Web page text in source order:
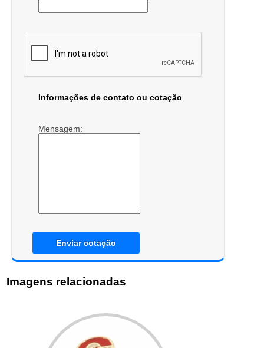
Informações de contato ou cotação
Mensagem:
Enviar cotação
Imagens relacionadas